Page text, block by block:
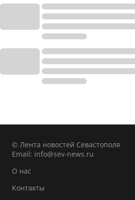
© Лента новостей Севастополя
Email: info@sev-news.ru
О нас
Контакты